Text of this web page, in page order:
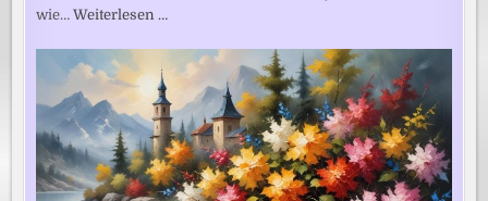
wie…Weiterlesen …